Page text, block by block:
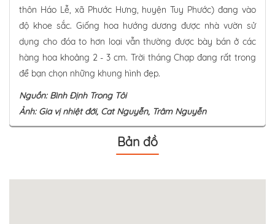
thôn Háo Lễ, xã Phước Hưng, huyện Tuy Phước) đang vào
độ khoe sắc. Giống hoa hướng dương được nhà vườn sử
dụng cho đóa to hơn loại vẫn thường được bày bán ở các
hàng hoa khoảng 2 - 3 cm. Trời tháng Chạp đang rất trong
để bạn chọn những khung hình đẹp.
Nguồn: Bình Định Trong Tôi
Ảnh: Gia vị nhiệt đới, Cat Nguyễn, Trâm Nguyễn
Bản đồ